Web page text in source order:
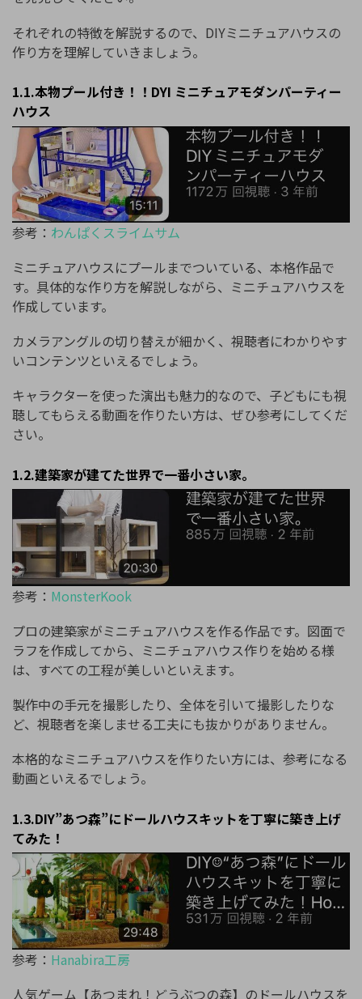
それぞれの特徴を解説するので、DIYミニチュアハウスの
作り方を理解していきましょう。
1.1.本物プール付き！！DYI ミニチュアモダンパーティー
ハウス
参考： わんぱくスライムサム
ミニチュアハウスにプールまでついている、本格作品で
す。具体的な作り方を解説しながら、ミニチュアハウスを
作成しています。
カメラアングルの切り替えが細かく、視聴者にわかりやす
いコンテンツといえるでしょう。
キャラクターを使った演出も魅力的なので、子どもにも視
聴してもらえる動画を作りたい方は、ぜひ参考にしてくだ
さい。
1.2.建築家が建てた世界で一番小さい家。
参考： MonsterKook
プロの建築家がミニチュアハウスを作る作品です。図面で
ラフを作成してから、ミニチュアハウス作りを始める様
は、すべての工程が美しいといえます。
製作中の手元を撮影したり、全体を引いて撮影したりな
ど、視聴者を楽しませる工夫にも抜かりがありません。
本格的なミニチュアハウスを作りたい方には、参考になる
動画といえるでしょう。
1.3.DIY”あつ森”にドールハウスキットを丁寧に築き上げ
てみた！
参考： Hanabira工房
人気ゲーム【あつまれ！どうぶつの森】のドールハウスを